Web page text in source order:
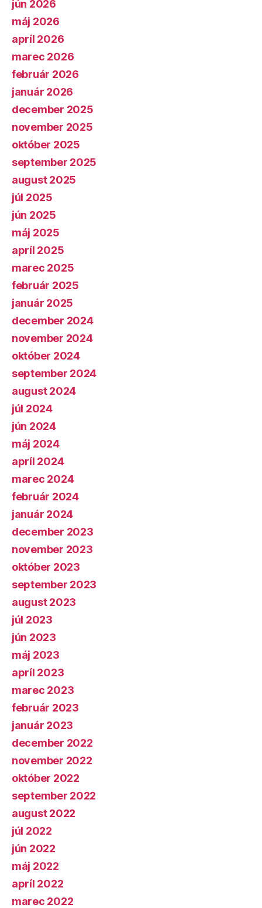
jún 2026
máj 2026
apríl 2026
marec 2026
február 2026
január 2026
december 2025
november 2025
október 2025
september 2025
august 2025
júl 2025
jún 2025
máj 2025
apríl 2025
marec 2025
február 2025
január 2025
december 2024
november 2024
október 2024
september 2024
august 2024
júl 2024
jún 2024
máj 2024
apríl 2024
marec 2024
február 2024
január 2024
december 2023
november 2023
október 2023
september 2023
august 2023
júl 2023
jún 2023
máj 2023
apríl 2023
marec 2023
február 2023
január 2023
december 2022
november 2022
október 2022
september 2022
august 2022
júl 2022
jún 2022
máj 2022
apríl 2022
marec 2022